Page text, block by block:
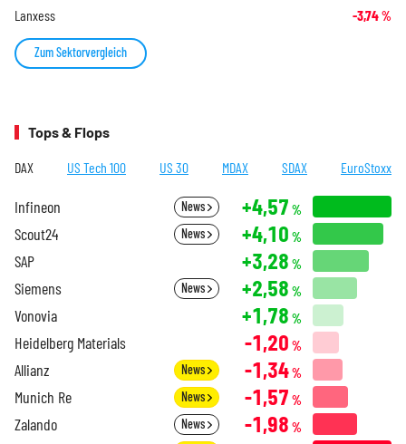
Lanxess -3,74%
Zum Sektorvergleich
Tops & Flops
DAX US Tech 100 US 30 MDAX SDAX EuroStoxx
Infineon News +4,57 %
Scout24 News +4,10 %
SAP +3,28 %
Siemens News +2,58 %
Vonovia +1,78 %
Heidelberg Materials -1,20 %
Allianz News -1,34%
Munich Re News -1,57 %
Zalando News -1,98 %